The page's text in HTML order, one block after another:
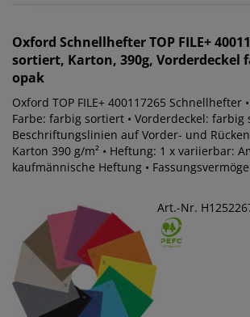
Oxford Schnellhefter TOP FILE+
sortiert, Karton, 390g, Vorderdeckel
opak
Oxford TOP FILE+ 400117265 Schnellhefter
Farbe: farbig sortiert • Vorderdeckel: farbig
Beschriftungslinien auf Vorder- und
Karton 390 g/m² • Heftung: 1 x variierbar:
kaufmännische Heftung •
Art.-Nr.